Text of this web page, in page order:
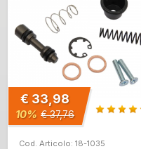
€ 33,98
10% € 37,76
Cod. Articolo: 18-1035